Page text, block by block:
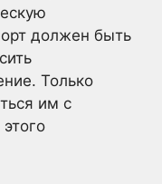
должен быть
Только
им с